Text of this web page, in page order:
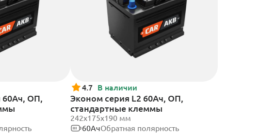
60Ач, ОП,
4.7 В наличии
Эконом серия L2 60Ач, ОП,
стандартные клеммы
242х175х190 мм
60АчОбратная полярность